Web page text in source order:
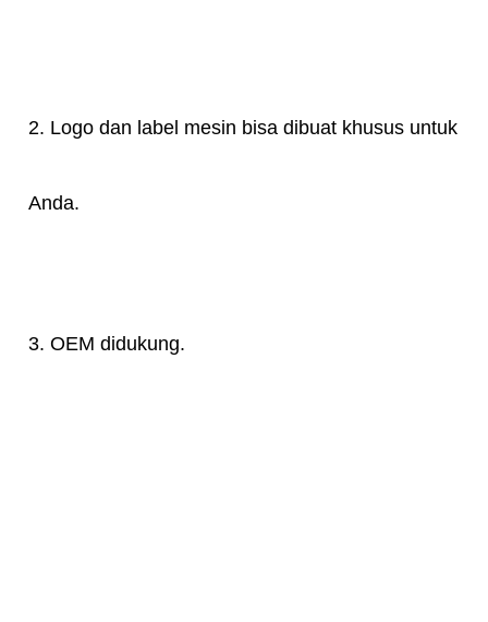
2. Logo dan label mesin bisa dibuat khusus untuk
Anda.
3. OEM didukung.